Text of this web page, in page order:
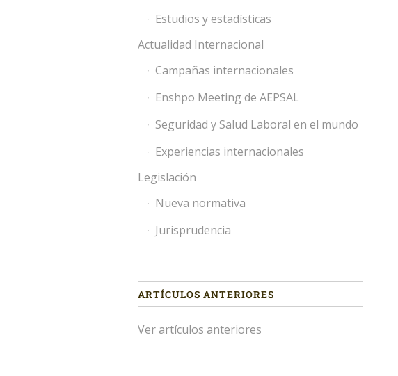
Estudios y estadísticas
Actualidad Internacional
Campañas internacionales
Enshpo Meeting de AEPSAL
Seguridad y Salud Laboral en el mundo
Experiencias internacionales
Legislación
Nueva normativa
Jurisprudencia
ARTÍCULOS ANTERIORES
Ver artículos anteriores